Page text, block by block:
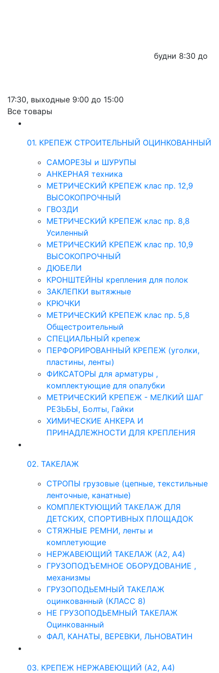
будни 8:30 до
17:30, выходные 9:00 до 15:00
Все товары
01. КРЕПЕЖ СТРОИТЕЛЬНЫЙ ОЦИНКОВАННЫЙ
САМОРЕЗЫ и ШУРУПЫ
АНКЕРНАЯ техника
МЕТРИЧЕСКИЙ КРЕПЕЖ клас пр. 12,9
ВЫСОКОПРОЧНЫЙ
ГВОЗДИ
МЕТРИЧЕСКИЙ КРЕПЕЖ клас пр. 8,8
Усиленный
МЕТРИЧЕСКИЙ КРЕПЕЖ клас пр. 10,9
ВЫСОКОПРОЧНЫЙ
ДЮБЕЛИ
КРОНШТЕЙНЫ крепления для полок
ЗАКЛЕПКИ вытяжные
КРЮЧКИ
МЕТРИЧЕСКИЙ КРЕПЕЖ клас пр. 5,8
Общестроительный
СПЕЦИАЛЬНЫЙ крепеж
ПЕРФОРИРОВАННЫЙ КРЕПЕЖ (уголки,
пластины, ленты)
ФИКСАТОРЫ для арматуры ,
комплектующие для опалубки
МЕТРИЧЕСКИЙ КРЕПЕЖ - МЕЛКИЙ ШАГ
РЕЗЬБЫ, Болты, Гайки
ХИМИЧЕСКИЕ АНКЕРА И
ПРИНАДЛЕЖНОСТИ ДЛЯ КРЕПЛЕНИЯ
02. ТАКЕЛАЖ
СТРОПЫ грузовые (цепные, текстильные
ленточные, канатные)
КОМПЛЕКТУЮЩИЙ ТАКЕЛАЖ ДЛЯ
ДЕТСКИХ, СПОРТИВНЫХ ПЛОЩАДОК
СТЯЖНЫЕ РЕМНИ, ленты и
комплетующие
НЕРЖАВЕЮЩИЙ ТАКЕЛАЖ (А2, А4)
ГРУЗОПОДЪЕМНОЕ ОБОРУДОВАНИЕ ,
механизмы
ГРУЗОПОДЬЕМНЫЙ ТАКЕЛАЖ
оцинкованный (КЛАСС 8)
НЕ ГРУЗОПОДЬЕМНЫЙ ТАКЕЛАЖ
Оцинкованный
ФАЛ, КАНАТЫ, ВЕРЕВКИ, ЛЬНОВАТИН
03. КРЕПЕЖ НЕРЖАВЕЮЩИЙ (А2, А4)